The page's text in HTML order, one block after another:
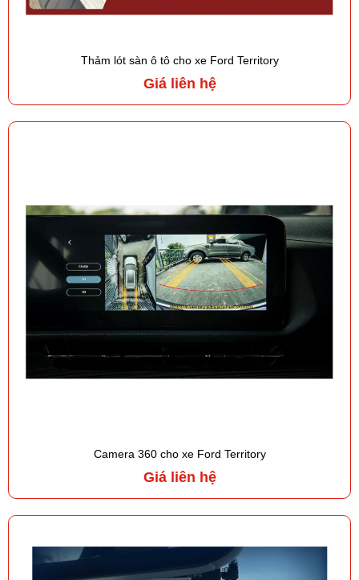
Thảm lót sàn ô tô cho xe Ford Territory
Giá liên hệ
Camera 360 cho xe Ford Territory
Giá liên hệ